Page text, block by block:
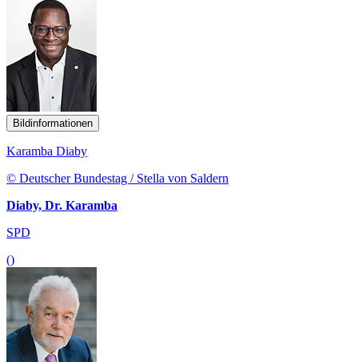
Bildinformationen
Karamba Diaby
© Deutscher Bundestag / Stella von Saldern
Diaby, Dr. Karamba
SPD
()